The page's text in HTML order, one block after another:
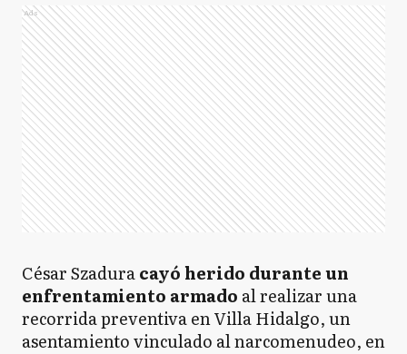
Ads
César Szaduracayó herido durante un
enfrentamiento armado al realizar una
recorrida preventiva en Villa Hidalgo, un
asentamiento vinculado al narcomenudeo, en